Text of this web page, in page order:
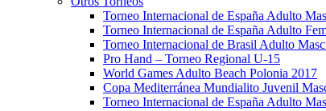
Torneo Internacional de España Adulto
Torneo Internacional de España Adulto
Torneo Internacional de Brasil Adulto
Pro Hand – Torneo Regional U-15
World Games Adulto Beach Polonia 2017
Copa Mediterránea Mundialito Juvenil
Torneo Internacional de España Adulto